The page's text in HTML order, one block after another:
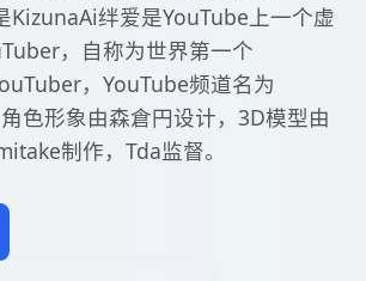
KizunaAi绊爱是YouTube上一个虚
，自称为世界第一个
，YouTube频道名为
色形象由森倉円设计，3D模型由
制作，Tda监督。